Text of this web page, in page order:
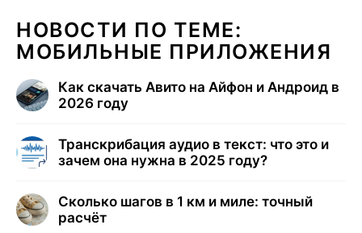
НОВОСТИ ПО ТЕМЕ:
МОБИЛЬНЫЕ ПРИЛОЖЕНИЯ
Как скачать Авито на Айфон и Андроид в
2026 году
Транскрибация аудио в текст: что это и
зачем она нужна в 2025 году?
Сколько шагов в 1 км и миле: точный
расчёт